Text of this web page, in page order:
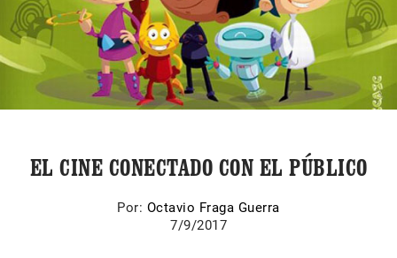
EL CINE CONECTADO CON EL PÚBLICO
Por: Octavio Fraga Guerra
7/9/2017